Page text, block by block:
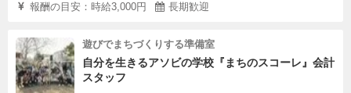
報酬の目安：時給3,000円
長期歓迎
遊びでまちづくりする準備室
自分を生きるアソビの学校『まちのスコーレ』会計
スタッフ